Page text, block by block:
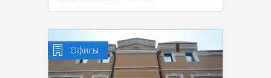
Офисы